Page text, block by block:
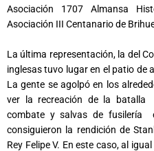
Asociación 1707 Almansa
Asociación III Centanario de
La última representación, la del
inglesas tuvo lugar en el patio de
La gente se agolpó en los
ver la recreación de la batalla
combate y salvas de fusilería
consiguieron la rendición de
Rey Felipe V. En este caso, al